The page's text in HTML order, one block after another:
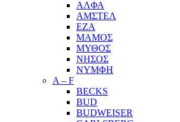
ΑΛΦΑ
ΑΜΣΤΕΛ
ΕΖΑ
ΜΑΜΟΣ
ΜΥΘΟΣ
ΝΗΣΟΣ
ΝΥΜΦΗ
A – F
BECKS
BUD
BUDWEISER